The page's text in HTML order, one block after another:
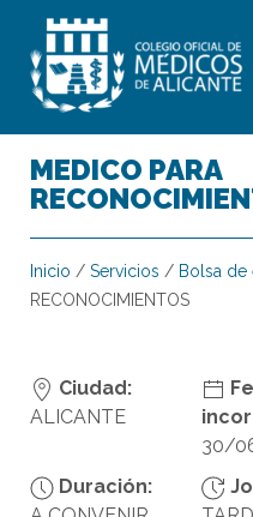
MEDICO PARA
Inicio / Servicios / Bolsa
RECONOCIMIENTOS
Ciudad:
ALICANTE
30/
Duración: